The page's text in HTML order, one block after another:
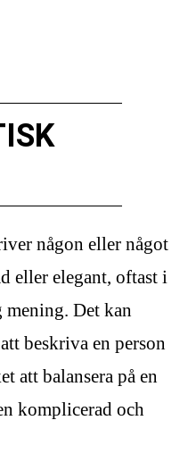
någon eller något
eller elegant, oftast i
Det kan
beskriva en person
att balansera på en
komplicerad och